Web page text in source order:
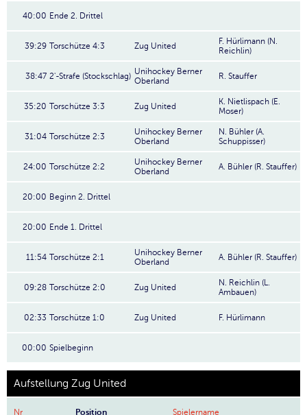
40:00 Ende 2. Drittel
39:29 Torschütze 4:3 Zug United
F. Hürlimann (N.
Reichlin)
38:47 2'-Strafe (Stockschlag) Unihockey Berner
Oberland
R. Stauffer
35:20 Torschütze 3:3 Zug United
K. Nietlispach (E.
Moser)
31:04 Torschütze 2:3
Unihockey Berner
Oberland
N. Bühler (A.
Schuppisser)
24:00 Torschütze 2:2
Unihockey Berner
Oberland
A. Bühler (R. Stauffer)
20:00 Beginn 2. Drittel
20:00 Ende 1. Drittel
11:54 Torschütze 2:1
Unihockey Berner
Oberland
A. Bühler (R. Stauffer)
09:28 Torschütze 2:0 Zug United
N. Reichlin (L.
Ambauen)
02:33 Torschütze 1:0 Zug United F. Hürlimann
00:00 Spielbeginn
Aufstellung Zug United
Nr Position Spielername